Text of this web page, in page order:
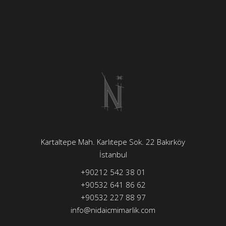
Kartaltepe Mah. Karlıtepe Sok. 22 Bakırköy
İstanbul
+90212 542 38 01
+90532 641 86 62
+90532 227 88 97
info@nidaicmimarlik.com